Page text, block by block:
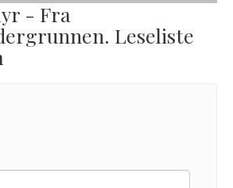
- Fra
Leseliste